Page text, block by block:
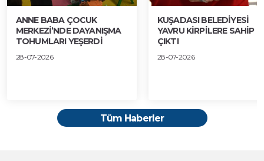
ANNE BABA ÇOCUK
MERKEZİ’NDE DAYANIŞMA
TOHUMLARI YEŞERDİ
28-07-2026
KUŞADASI BELEDİYESİ
YAVRU KİRPİLERE SAHİP
ÇIKTI
28-07-2026
Tüm Haberler